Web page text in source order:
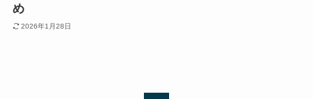
め
2026年1月28日